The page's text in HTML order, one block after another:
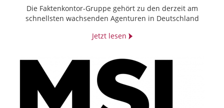
Die Faktenkontor-Gruppe gehört zu den derzeit am
schnellsten wachsenden Agenturen in Deutschland
Jetzt lesen